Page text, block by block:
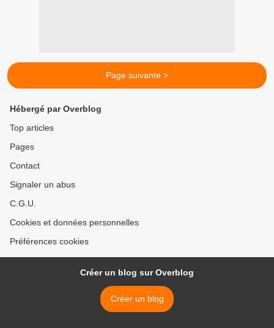
Page suivante >
Hébergé par Overblog
Top articles
Pages
Contact
Signaler un abus
C.G.U.
Cookies et données personnelles
Préférences cookies
Créer un blog sur Overblog
Créer un blog